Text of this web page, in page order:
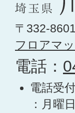
〒332-
フロアマ
電話：
電話受
：月曜